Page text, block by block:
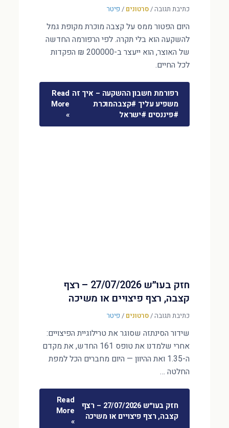
כתיבת תגובה/סרטונים / פיטר
היום הפטור ממס על קצבה מוכרת מקופת גמל
להשקעה הוא בלי תקרה. לפי הרפורמה החדשה
של האוצר, הוא ייעצר ב-200000 ₪ הפקדות
לכל החיים.
רפורמת חשבון ההשקעה – איך זה
משפיע עליך #קצבהמוכרת
#פיננסים #ישראל
Read
More
»
חזק בעו״ש 27/07/2026 – רצף
קצבה, רצף פיצויים או משיכה
כתיבת תגובה/סרטונים / פיטר
שידור הסינתזה שסוגר את טרילוגיית הפיצויים:
אחרי שלמדנו את טופס 161 החדש, את מקדם
ה-1.35 ואת ההיוון — היום מחברים הכל למפת
החלטה …
חזק בעו״ש 27/07/2026 – רצף
קצבה, רצף פיצויים או משיכה
Read
More
»